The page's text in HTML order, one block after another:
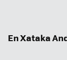
En Xataka